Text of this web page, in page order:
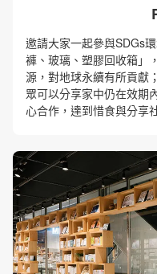
邀請大家一起參與SDGs
褲、玻璃、塑膠回收箱」
源，對地球永續有所貢獻
眾可以分享家中仍在效期
心合作，達到惜食與分享